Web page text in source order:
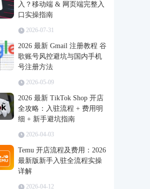
入？移动端 & 网页端完整入
口实操指南
2026-07-31
2026 最新 Gmail 注册教程 谷
歌账号风控避坑与国内手机
号注册方法
2026-05-09
2026 最新 TikTok Shop 开店
全攻略：入驻流程 + 费用明
细 + 新手避坑指南
2026-04-03
Temu 开店流程及费用：2026
最新版新手入驻全流程实操
详解
2026-04-12